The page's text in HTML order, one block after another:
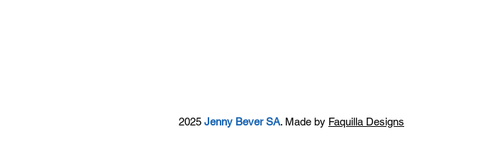
2025 Jenny Bever SA. Made by Faquilla Designs